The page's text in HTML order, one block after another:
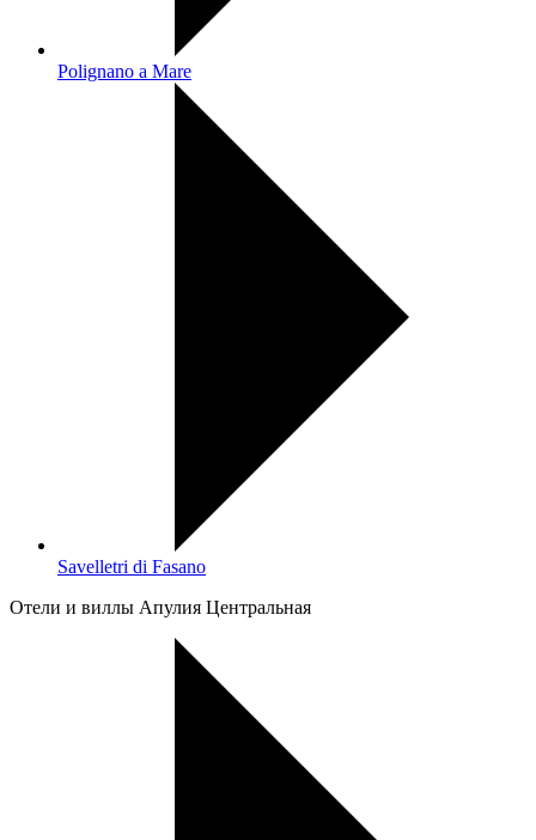
Polignano a Mare
Savelletri di Fasano
Oтели и виллы Апулия Центральная